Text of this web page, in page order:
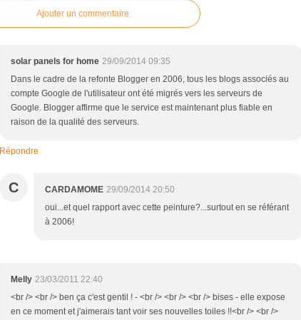
Ajouter un commentaire
solar panels for home 29/09/2014 09:35
Dans le cadre de la refonte Blogger en 2006, tous les blogs associés au
compte Google de l'utilisateur ont été migrés vers les serveurs de
Google. Blogger affirme que le service est maintenant plus fiable en
raison de la qualité des serveurs.
Répondre
C CARDAMOME 29/09/2014 20:50
oui...et quel rapport avec cette peinture?...surtout en se référant
à 2006!
Melly 23/03/2011 22:40
<br /> <br /> ben ça c'est gentil ! - <br /> <br /> <br /> bises - elle expose
en ce moment et j'aimerais tant voir ses nouvelles toiles !!<br /> <br />